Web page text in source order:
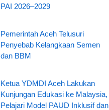
PAI 2026–2029
Pemerintah Aceh Telusuri
Penyebab Kelangkaan Semen
dan BBM
Ketua YDMDI Aceh Lakukan
Kunjungan Edukasi ke Malaysia,
Pelajari Model PAUD Inklusif dan